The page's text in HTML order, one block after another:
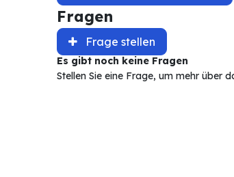
Fragen
Frage stellen
Es gibt noch keine Fragen
Stellen Sie eine Frage, um mehr über